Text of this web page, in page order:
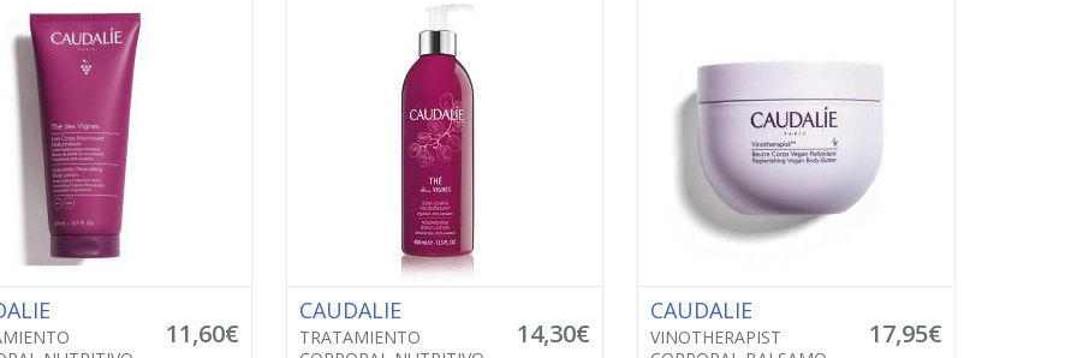
11,60€
CAUDALIE
TRATAMIENTO
14,30€
CAUDALIE
VINOTHERAPIST
17,95€